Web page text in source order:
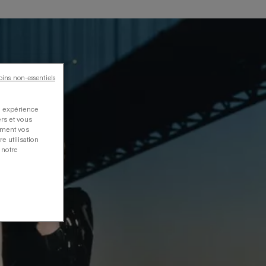
expérience
et vous
vos
utilisation
non-essentiels